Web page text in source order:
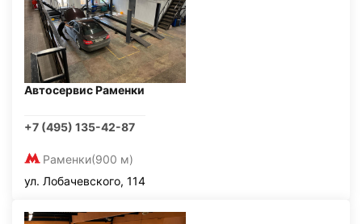
Автосервис Раменки
+7 (495) 135-42-87
Раменки(900 м)
ул. Лобачевского, 114